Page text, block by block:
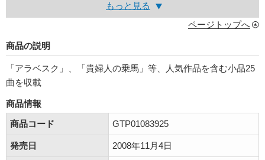
もっと見る
ページトップへ
商品の説明
「アラベスク」、「貴婦人の乗馬」等、人気作品を含む小品25
曲を収載
商品情報
商品コード
GTP01083925
発売日 2008年11月4日